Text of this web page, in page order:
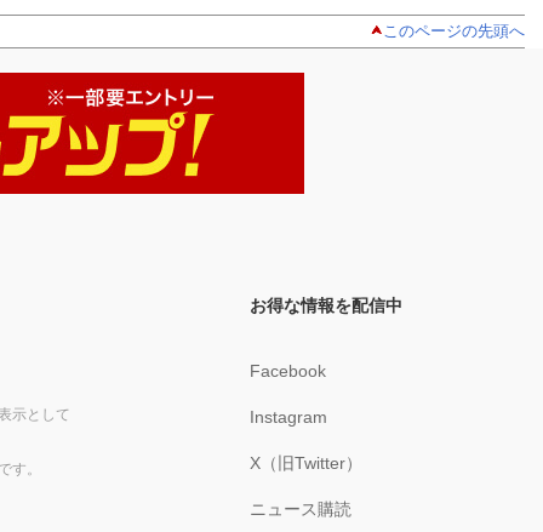
このページの先頭へ
示として
す。
お得な情報を配信中
Facebook
Instagram
X（旧Twitter）
ニュース購読